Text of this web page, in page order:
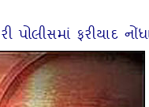
પોલીસમાં ફરીયાદ